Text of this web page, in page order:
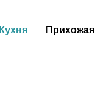
Кухня Прихожая